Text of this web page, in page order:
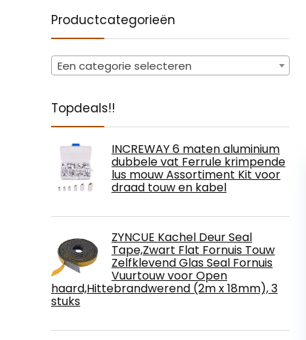
Productcategorieën
Een categorie selecteren
Topdeals!!
INCREWAY 6 maten aluminium
dubbele vat Ferrule krimpende
lus mouw Assortiment Kit voor
draad touw en kabel
ZYNCUE Kachel Deur Seal
Tape,Zwart Flat Fornuis Touw
Zelfklevend Glas Seal Fornuis
Vuurtouw voor Open
haard,Hittebrandwerend (2m x 18mm), 3
stuks